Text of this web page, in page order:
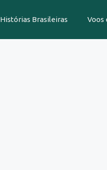
Histórias Brasileiras Voos